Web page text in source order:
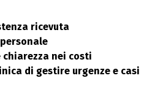
ricevuta
chiarezza nei costi
di gestire urgenze e casi